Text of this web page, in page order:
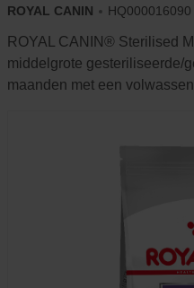
ROYAL CANIN HQ000016090
ROYAL CANIN® Sterilised
middelgrote gesteriliseerde/
maanden met een